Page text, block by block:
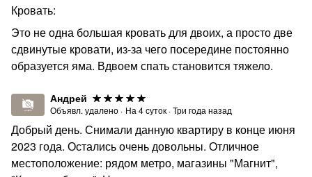
Кровать:
Это не одна большая кровать для двоих, а просто две
сдвинутые кровати, из-за чего посередине постоянно
образуется яма. Вдвоем спать становится тяжело.
Андрей
Объявл. удалено · На 4суток ·Три года назад
Добрый день. Снимали данную квартиру в конце июня
2023 года. Остались очень довольны. Отличное
местоположение: рядом метро, магазины "Магнит",